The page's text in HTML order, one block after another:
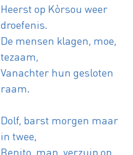
Heerst op Kòrsou weer
droefenis.
De mensen klagen, moe,
tezaam,
Vanachter hun gesloten
raam.
Dolf, barst morgen maar
in twee,
Benito, man, verzuip op